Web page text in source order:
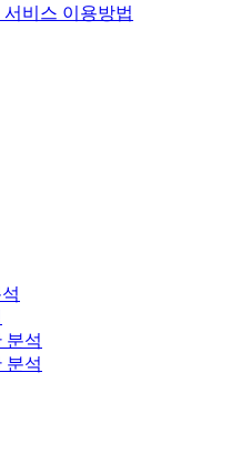
비스 이용방법
분석
분석